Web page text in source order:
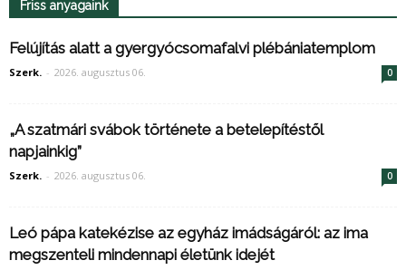
Friss anyagaink
Felújítás alatt a gyergyócsomafalvi plébániatemplom
Szerk. - 2026. augusztus 06. 0
„A szatmári svábok története a betelepítéstől
napjainkig”
Szerk. - 2026. augusztus 06. 0
Leó pápa katekézise az egyház imádságáról: az ima
megszenteli mindennapi életünk idejét